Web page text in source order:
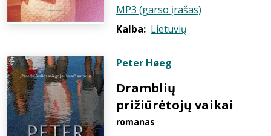
MP3 (garso įrašas)
Kalba: Lietuvių
Peter Høeg
Dramblių
prižiūrėtojų vaikai
romanas